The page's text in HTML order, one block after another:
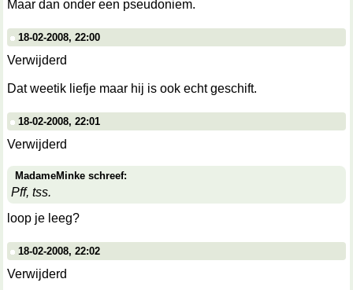
Maar dan onder een pseudoniem.
18-02-2008, 22:00
Verwijderd
Dat weetik liefje maar hij is ook echt geschift.
18-02-2008, 22:01
Verwijderd
MadameMinke schreef:
Pff, tss.
loop je leeg?
18-02-2008, 22:02
Verwijderd